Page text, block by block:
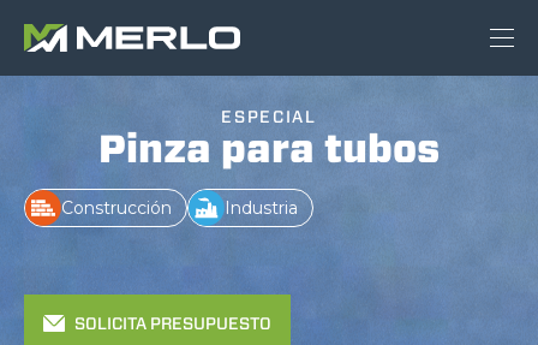
ESPECIAL
Pinza para tubos
Construcción Industria
SOLICITA PRESUPUESTO